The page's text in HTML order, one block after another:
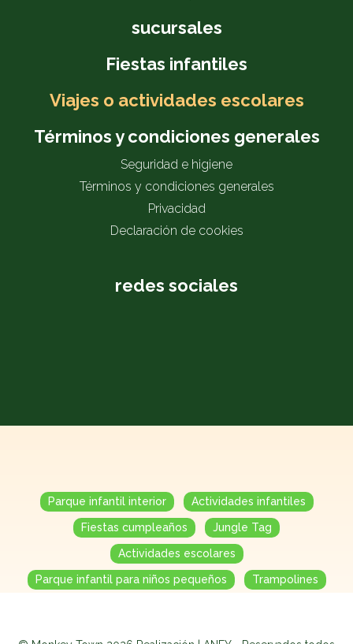
sucursales
Fiestas infantiles
Viajes o actividades escolares
Términos y condiciones generales
Seguridad e higiene
Términos y condiciones generales
Privacidad
Declaración de cookies
redes sociales
Parque infantil interior Actividades infantiles
Fiestas cumpleaños Jungle Tag
Actividades escolares
Parque infantil para niños pequeños Trampolines